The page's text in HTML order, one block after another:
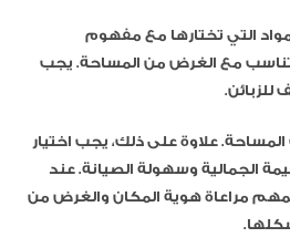
التي تختارها مع مفهوم
مع الغرض من المساحة. يجب
للزبائن.
علاوة على ذلك، يجب اختيار
الجمالية وسهولة الصيانة. عند
المهم مراعاة هوية المكان والغرض من